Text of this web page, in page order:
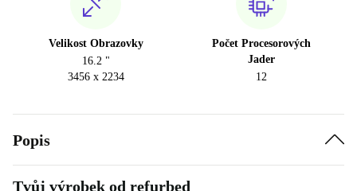
Velikost Obrazovky
16.2 "
3456 x 2234
Počet Procesorových
Jader
12
Popis
Tvůj výrobek od refurbed